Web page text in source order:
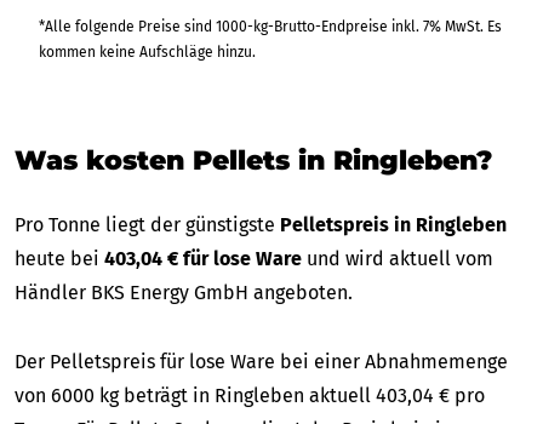
*Alle folgende Preise sind 1000-kg-Brutto-Endpreise inkl. 7% MwSt. Es
kommen keine Aufschläge hinzu.
Was kosten Pellets in Ringleben?
Pro Tonne liegt der günstigste Pelletspreis in Ringleben
heute bei 403,04 € für lose Ware und wird aktuell vom
Händler BKS Energy GmbH angeboten.
Der Pelletspreis für lose Ware bei einer Abnahmemenge
von 6000 kg beträgt in Ringleben aktuell 403,04 € pro